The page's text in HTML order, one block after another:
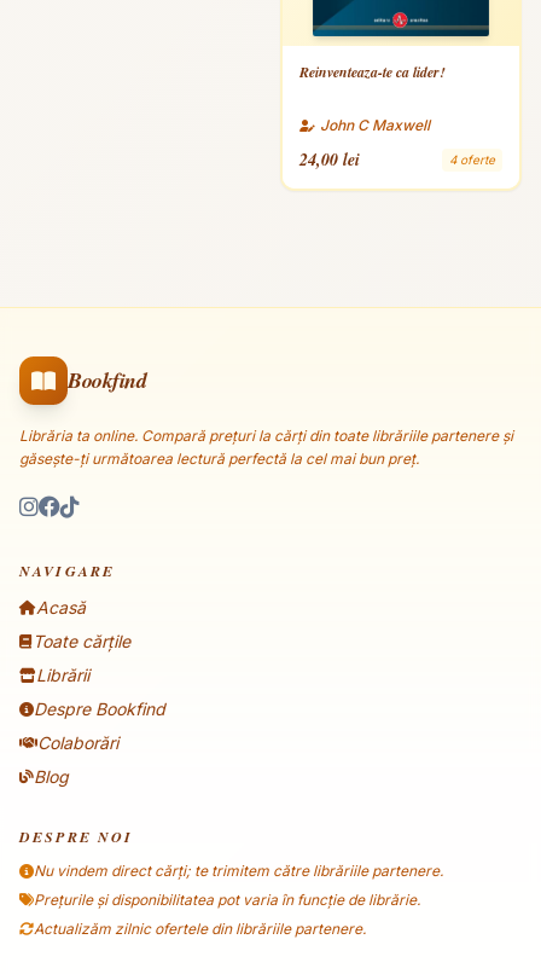
Reinventeaza-te ca lider!
John C Maxwell
24,00 lei 4 oferte
Bookfind
Librăria ta online. Compară prețuri la cărți din toate librăriile partenere și
găsește-ți următoarea lectură perfectă la cel mai bun preț.
NAVIGARE
Acasă
Toate cărțile
Librării
Despre Bookfind
Colaborări
Blog
DESPRE NOI
Nu vindem direct cărți; te trimitem către librăriile partenere.
Prețurile și disponibilitatea pot varia în funcție de librărie.
Actualizăm zilnic ofertele din librăriile partenere.